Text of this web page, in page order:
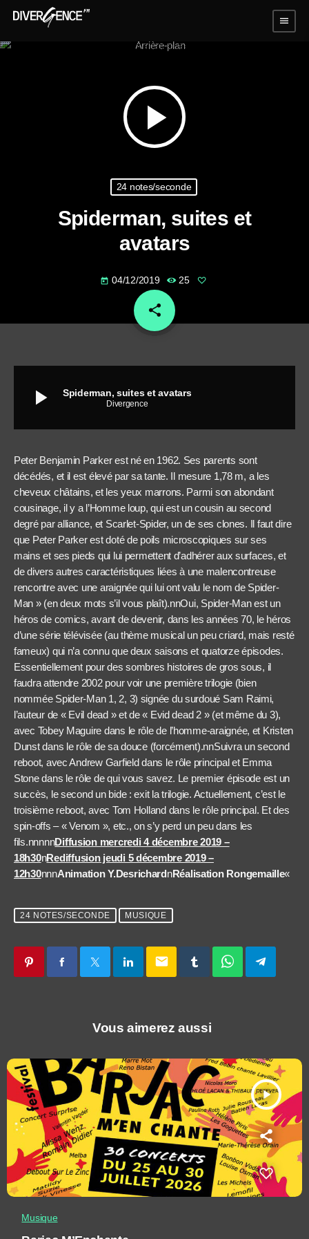
menu
play_arrow
24 notes/seconde
Spiderman, suites et
avatars
today 04/12/2019 25
share
email
play_arrow Spiderman, suites et avatars
Divergence
Peter Benjamin Parker est né en 1962. Ses parents sont
décédés, et il est élevé par sa tante. Il mesure 1,78 m, a les
cheveux châtains, et les yeux marrons. Parmi son abondant
cousinage, il y a l’Homme loup, qui est un cousin au second
degré par alliance, et Scarlet-Spider, un de ses clones. Il faut dire
que Peter Parker est doté de poils microscopiques sur ses
mains et ses pieds qui lui permettent d’adhérer aux surfaces, et
de divers autres caractéristiques liées à une malencontreuse
rencontre avec une araignée qui lui ont valu le nom de Spider-
Man » (en deux mots s’il vous plaît).nnOui, Spider-Man est un
héros de comics, avant de devenir, dans les années 70, le héros
d’une série télévisée (au thème musical un peu criard, mais resté
fameux) qui n’a connu que deux saisons et quatorze épisodes.
Essentiellement pour des sombres histoires de gros sous, il
faudra attendre 2002 pour voir une première trilogie (bien
nommée Spider-Man 1, 2, 3) signée du surdoué Sam Raimi,
l’auteur de « Evil dead » et de « Evid dead 2 » (et même du 3),
avec Tobey Maguire dans le rôle de l’homme-araignée, et Kristen
Dunst dans le rôle de sa douce (forcément).nnSuivra un second
reboot, avec Andrew Garfield dans le rôle principal et Emma
Stone dans le rôle de qui vous savez. Le premier épisode est un
succès, le second un bide : exit la trilogie. Actuellement, c’est le
troisième reboot, avec Tom Holland dans le rôle principal. Et des
spin-offs – « Venom », etc., on s’y perd un peu dans les
fils.nnnnnDiffusion mercredi 4 décembre 2019 –
18h30nRediffusion jeudi 5 décembre 2019 –
12h30nnnAnimation Y.DesrichardnRéalisation Rongemaille«
24 NOTES/SECONDE MUSIQUE
email
Vous aimerez aussi
play_arrow
Musique